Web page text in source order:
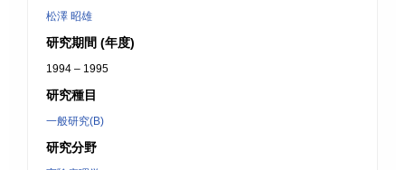
松澤 昭雄
研究期間 (年度)
1994 – 1995
研究種目
一般研究(B)
研究分野